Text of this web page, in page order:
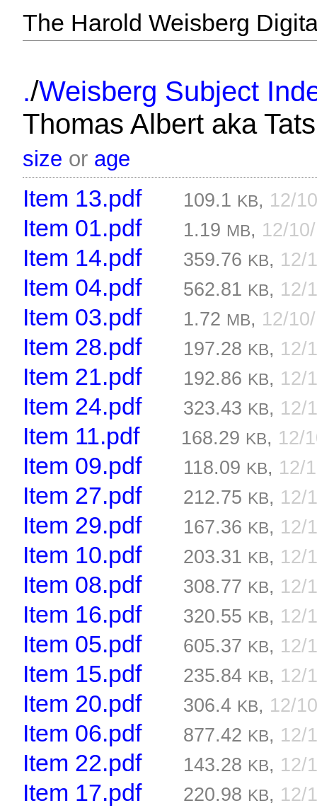
The Harold Weisberg
./Weisberg Subject
Thomas Albert aka
size or age
Item 13.pdf 109.1 KB, 12/
Item 01.pdf 1.19 MB, 12/
Item 14.pdf 359.76 KB, 12/
Item 04.pdf 562.81 KB, 12/
Item 03.pdf 1.72 MB, 12/
Item 28.pdf 197.28 KB, 12/
Item 21.pdf 192.86 KB, 12/
Item 24.pdf 323.43 KB, 12/
Item 11.pdf 168.29 KB, 12/
Item 09.pdf 118.09 KB, 12/
Item 27.pdf 212.75 KB, 12/
Item 29.pdf 167.36 KB, 12/
Item 10.pdf 203.31 KB, 12/
Item 08.pdf 308.77 KB, 12/
Item 16.pdf 320.55 KB, 12/
Item 05.pdf 605.37 KB, 12/
Item 15.pdf 235.84 KB, 12/
Item 20.pdf 306.4 KB, 12/
Item 06.pdf 877.42 KB, 12/
Item 22.pdf 143.28 KB, 12/
Item 17.pdf 220.98 KB, 12/